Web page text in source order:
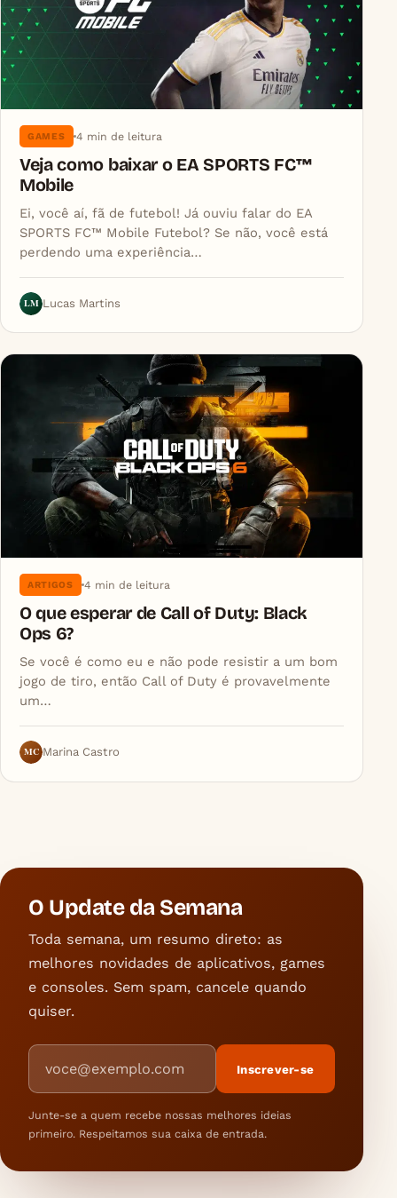
GAMES 4 min de leitura
Veja como baixar o EA SPORTS FC™
Mobile
Ei, você aí, fã de futebol! Já ouviu falar do EA
SPORTS FC™ Mobile Futebol? Se não, você está
perdendo uma experiência…
LM Lucas Martins
ARTIGOS 4 min de leitura
O que esperar de Call of Duty: Black
Ops 6?
Se você é como eu e não pode resistir a um bom
jogo de tiro, então Call of Duty é provavelmente
um…
MC Marina Castro
O Update da Semana
Toda semana, um resumo direto: as
melhores novidades de aplicativos, games
e consoles. Sem spam, cancele quando
quiser.
Endereço de e-mail
Inscrever-se
Junte-se a quem recebe nossas melhores ideias
primeiro. Respeitamos sua caixa de entrada.